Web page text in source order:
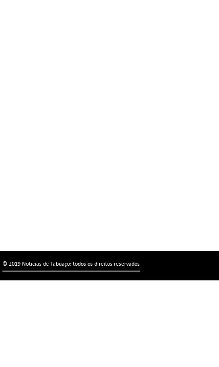
© 2019 Noticias de Tabuaço: todos os direitos reservados